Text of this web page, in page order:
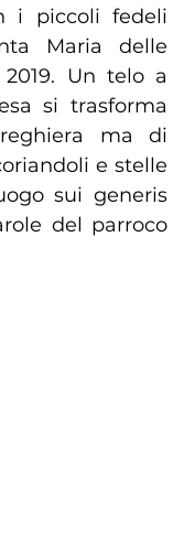
i piccoli fedeli
Maria delle
Un telo a
si trasforma
ma di
e stelle
sui generis
del parroco